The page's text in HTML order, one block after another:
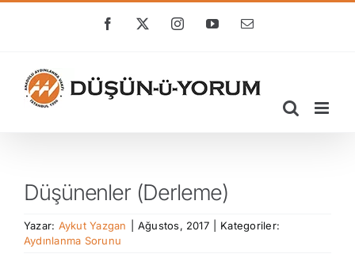
Facebook
X InstagramYouTube
E-
Düşünenler (Derleme)
Yazar: Aykut Yazgan Ağustos, 2017
Kategoriler:
Aydınlanma Sorunu